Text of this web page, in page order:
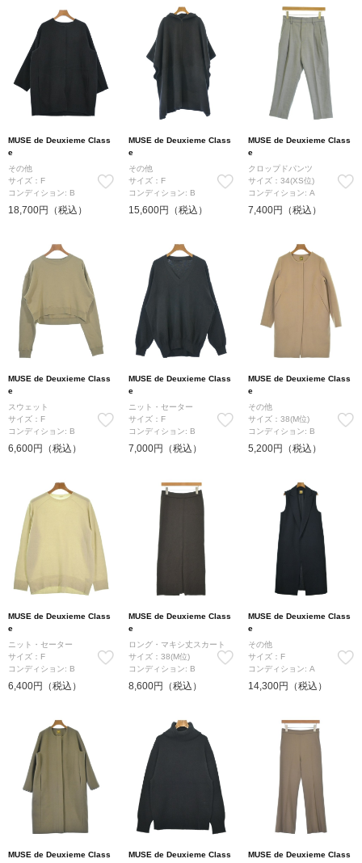
MUSE de Deuxieme Class
e
その他
サイズ：F
コンディション: B
18,700円（税込）
MUSE de Deuxieme Class
e
その他
サイズ：F
コンディション: B
15,600円（税込）
MUSE de Deuxieme Class
e
クロップドパンツ
サイズ：34(XS位)
コンディション: A
7,400円（税込）
MUSE de Deuxieme Class
e
スウェット
サイズ：F
コンディション: B
6,600円（税込）
MUSE de Deuxieme Class
e
ニット・セーター
サイズ：F
コンディション: B
7,000円（税込）
MUSE de Deuxieme Class
e
その他
サイズ：38(M位)
コンディション: B
5,200円（税込）
MUSE de Deuxieme Class
e
ニット・セーター
サイズ：F
コンディション: B
6,400円（税込）
MUSE de Deuxieme Class
e
ロング・マキシ丈スカート
サイズ：38(M位)
コンディション: B
8,600円（税込）
MUSE de Deuxieme Class
e
その他
サイズ：F
コンディション: A
14,300円（税込）
MUSE de Deuxieme Class
MUSE de Deuxieme Class
MUSE de Deuxieme Class